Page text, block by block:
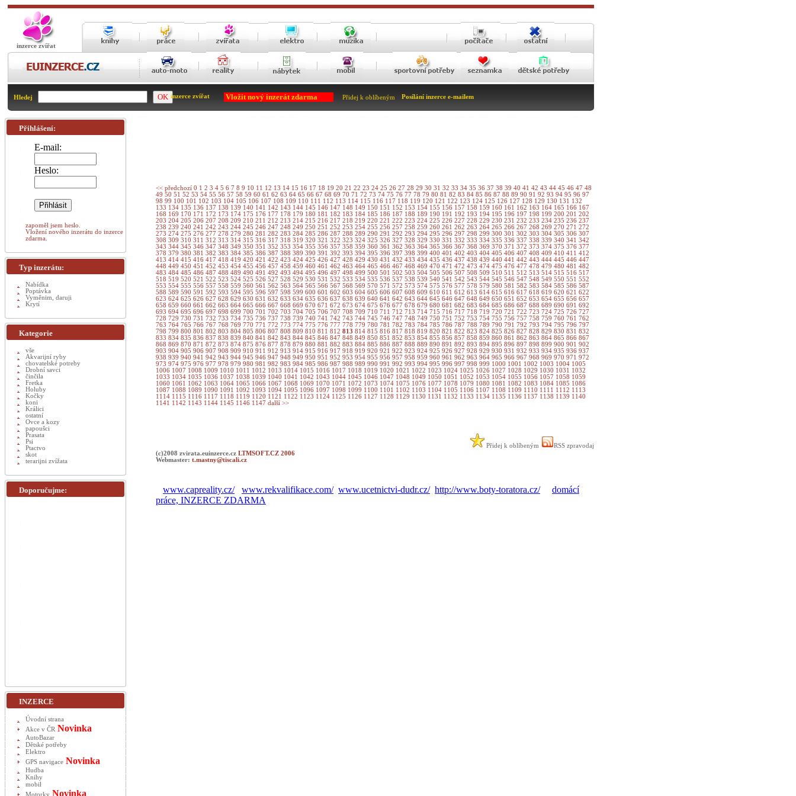
inzerce zvířat
Hledej inzerce zvířat Vložit nový inzerát zdarma Přidej k oblíbeným Posílání inzerce e-mailem
<< předchozí 0 1 2 3 4 5 6 7 8 9 10 11 12 13 14 15 16 17 18 19 20 21 22 23 24 25 26 27 28 29 30 31 32 33 34 35 36 37 38 39 40 41 42 43 44 45 46 47 48
49 50 51 52 53 54 55 56 57 58 59 60 61 62 63 64 65 66 67 68 69 70 71 72 73 74 75 76 77 78 79 80 81 82 83 84 85 86 87 88 89 90 91 92 93 94 95 96 97
98 99 100 101 102 103 104 105 106 107 108 109 110 111 112 113 114 115 116 117 118 119 120 121 122 123 124 125 126 127 128 129 130 131 132
133 134 135 136 137 138 139 140 141 142 143 144 145 146 147 148 149 150 151 152 153 154 155 156 157 158 159 160 161 162 163 164 165 166 167
168 169 170 171 172 173 174 175 176 177 178 179 180 181 182 183 184 185 186 187 188 189 190 191 192 193 194 195 196 197 198 199 200 201 202
203 204 205 206 207 208 209 210 211 212 213 214 215 216 217 218 219 220 221 222 223 224 225 226 227 228 229 230 231 232 233 234 235 236 237
238 239 240 241 242 243 244 245 246 247 248 249 250 251 252 253 254 255 256 257 258 259 260 261 262 263 264 265 266 267 268 269 270 271 272
273 274 275 276 277 278 279 280 281 282 283 284 285 286 287 288 289 290 291 292 293 294 295 296 297 298 299 300 301 302 303 304 305 306 307
308 309 310 311 312 313 314 315 316 317 318 319 320 321 322 323 324 325 326 327 328 329 330 331 332 333 334 335 336 337 338 339 340 341 342
343 344 345 346 347 348 349 350 351 352 353 354 355 356 357 358 359 360 361 362 363 364 365 366 367 368 369 370 371 372 373 374 375 376 377
378 379 380 381 382 383 384 385 386 387 388 389 390 391 392 393 394 395 396 397 398 399 400 401 402 403 404 405 406 407 408 409 410 411 412
413 414 415 416 417 418 419 420 421 422 423 424 425 426 427 428 429 430 431 432 433 434 435 436 437 438 439 440 441 442 443 444 445 446 447
448 449 450 451 452 453 454 455 456 457 458 459 460 461 462 463 464 465 466 467 468 469 470 471 472 473 474 475 476 477 478 479 480 481 482
483 484 485 486 487 488 489 490 491 492 493 494 495 496 497 498 499 500 501 502 503 504 505 506 507 508 509 510 511 512 513 514 515 516 517
518 519 520 521 522 523 524 525 526 527 528 529 530 531 532 533 534 535 536 537 538 539 540 541 542 543 544 545 546 547 548 549 550 551 552
553 554 555 556 557 558 559 560 561 562 563 564 565 566 567 568 569 570 571 572 573 574 575 576 577 578 579 580 581 582 583 584 585 586 587
588 589 590 591 592 593 594 595 596 597 598 599 600 601 602 603 604 605 606 607 608 609 610 611 612 613 614 615 616 617 618 619 620 621 622
623 624 625 626 627 628 629 630 631 632 633 634 635 636 637 638 639 640 641 642 643 644 645 646 647 648 649 650 651 652 653 654 655 656 657
658 659 660 661 662 663 664 665 666 667 668 669 670 671 672 673 674 675 676 677 678 679 680 681 682 683 684 685 686 687 688 689 690 691 692
693 694 695 696 697 698 699 700 701 702 703 704 705 706 707 708 709 710 711 712 713 714 715 716 717 718 719 720 721 722 723 724 725 726 727
728 729 730 731 732 733 734 735 736 737 738 739 740 741 742 743 744 745 746 747 748 749 750 751 752 753 754 755 756 757 758 759 760 761 762
763 764 765 766 767 768 769 770 771 772 773 774 775 776 777 778 779 780 781 782 783 784 785 786 787 788 789 790 791 792 793 794 795 796 797
798 799 800 801 802 803 804 805 806 807 808 809 810 811 812 813 814 815 816 817 818 819 820 821 822 823 824 825 826 827 828 829 830 831 832
833 834 835 836 837 838 839 840 841 842 843 844 845 846 847 848 849 850 851 852 853 854 855 856 857 858 859 860 861 862 863 864 865 866 867
868 869 870 871 872 873 874 875 876 877 878 879 880 881 882 883 884 885 886 887 888 889 890 891 892 893 894 895 896 897 898 899 900 901 902
903 904 905 906 907 908 909 910 911 912 913 914 915 916 917 918 919 920 921 922 923 924 925 926 927 928 929 930 931 932 933 934 935 936 937
938 939 940 941 942 943 944 945 946 947 948 949 950 951 952 953 954 955 956 957 958 959 960 961 962 963 964 965 966 967 968 969 970 971 972
973 974 975 976 977 978 979 980 981 982 983 984 985 986 987 988 989 990 991 992 993 994 995 996 997 998 999 1000 1001 1002 1003 1004 1005
1006 1007 1008 1009 1010 1011 1012 1013 1014 1015 1016 1017 1018 1019 1020 1021 1022 1023 1024 1025 1026 1027 1028 1029 1030 1031 1032
1033 1034 1035 1036 1037 1038 1039 1040 1041 1042 1043 1044 1045 1046 1047 1048 1049 1050 1051 1052 1053 1054 1055 1056 1057 1058 1059
1060 1061 1062 1063 1064 1065 1066 1067 1068 1069 1070 1071 1072 1073 1074 1075 1076 1077 1078 1079 1080 1081 1082 1083 1084 1085 1086
1087 1088 1089 1090 1091 1092 1093 1094 1095 1096 1097 1098 1099 1100 1101 1102 1103 1104 1105 1106 1107 1108 1109 1110 1111 1112 1113
1114 1115 1116 1117 1118 1119 1120 1121 1122 1123 1124 1125 1126 1127 1128 1129 1130 1131 1132 1133 1134 1135 1136 1137 1138 1139 1140
1141 1142 1143 1144 1145 1146 1147 další >>
Přidej k oblíbeným
RSS zpravodaj
(c)2008 zvirata.euinzerce.cz LTMSOFT.CZ 2006
Webmaster: t.mastny@tiscali.cz
www.capreality.cz/ www.rekvalifikace.com/ www.ucetnictvi-dudr.cz/ http://www.boty-toratora.cz/
domácí
práce, INZERCE ZDARMA
Přihlášení:
E-mail:
Heslo:
zapoměl jsem heslo.
Vložení nového inzerátu do inzerce
zdarma.
Typ inzerátu:
Nabídka
Poptávka
Vyměnim, daruji
Krytí
Kategorie
vše
Akvarijní ryby
chovatelské potreby
Drobní savci
činčila
Fretka
Holuby
Kočky
koni
Králici
ostatní
Ovce a kozy
papoušci
Prasata
Psi
Ptactvo
skot
terarijni zvížata
Doporučujme:
INZERCE
Úvodní strana
Akce v ČR Novinka
AutoBazar
Dětské potřeby
Elektro
GPS navigace Novinka
Hudba
Knihy
mobil
Motorky Novinka